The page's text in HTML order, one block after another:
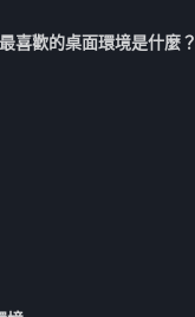
喜歡的桌面環境是什麼？